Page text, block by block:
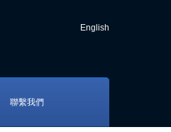
English
聯繫我們